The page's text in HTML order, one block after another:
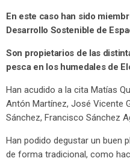
En este caso han sido
Desarrollo Sostenible de
Son propietarios de las
pesca en los humedales de
Han acudido a la cita Matías
Antón Martínez, José Vicente
Sánchez, Francisco Sánchez
Han podido degustar un buen
de forma tradicional, como